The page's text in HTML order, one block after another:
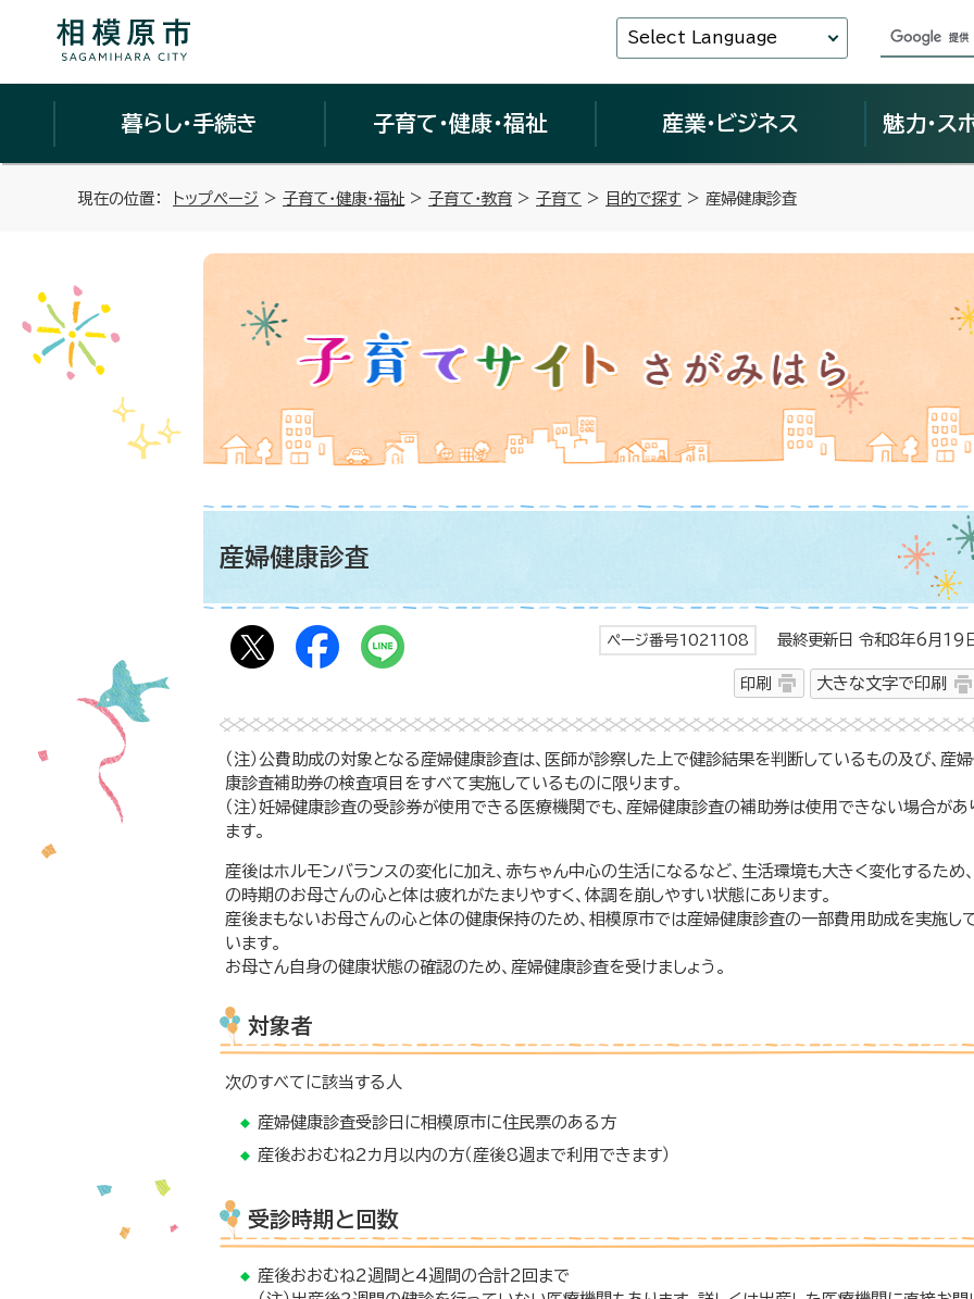
Select Language
暮らし・手続き 子育て・健康・福祉 産業・ビジネス 魅力・ス
現在の位置： トップページ > 子育て・健康・福祉 > 子育て・教育 > 子育て > 目的で探す > 産婦健康診査
産婦健康診査
ページ番号1021108 最終更新日 令和8年6月19
印刷 大きな文字で印刷
（注）公費助成の対象となる産婦健康診査は、医師が診察した上で健診結果を判断しているもの及び、産
康診査補助券の検査項目をすべて実施しているものに限ります。
（注）妊婦健康診査の受診券が使用できる医療機関でも、産婦健康診査の補助券は使用できない場合があ
ます。
産後はホルモンバランスの変化に加え、赤ちゃん中心の生活になるなど、生活環境も大きく変化するため
の時期のお母さんの心と体は疲れがたまりやすく、体調を崩しやすい状態にあります。
産後まもないお母さんの心と体の健康保持のため、相模原市では産婦健康診査の一部費用助成を実施し
います。
お母さん自身の健康状態の確認のため、産婦健康診査を受けましょう。
対象者
次のすべてに該当する人
産婦健康診査受診日に相模原市に住民票のある方
産後おおむね2カ月以内の方（産後8週まで利用できます）
受診時期と回数
産後おおむね2週間と4週間の合計2回まで